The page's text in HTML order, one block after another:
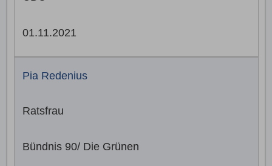
01.11.2021
Pia Redenius
Ratsfrau
Bündnis 90/ Die Grünen